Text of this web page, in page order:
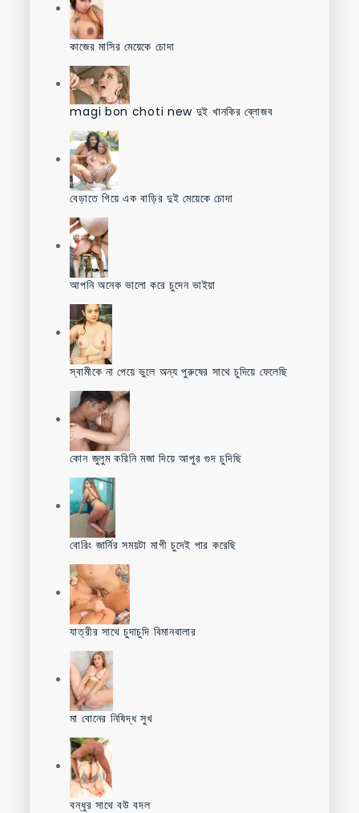
কাজের মাসির মেয়েকে চোদা
magi bon choti new দুই খানকির ব্লোজব
বেড়াতে গিয়ে এক বাড়ির দুই মেয়েকে চোদা
আপনি অনেক ভালো করে চুদেন ভাইয়া
স্বামীকে না পেয়ে ভুলে অন্য পুরুষের সাথে চুদিয়ে ফেলেছি
কোন জুলুম করিনি মজা দিয়ে আপুর গুদ চুদিছি
বোরিং জার্নির সময়টা মাগী চুদেই পার করেছি
যাত্রীর সাথে চুদাচুদি বিমানবালার
মা বোনের নিষিদ্ধ সুখ
বন্ধুর সাথে বউ বদল